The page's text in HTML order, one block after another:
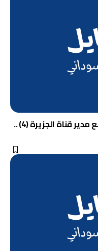
بعد سقوطها المدوي: مواجهتي مع مدير قناة الجزيرة (4) ..